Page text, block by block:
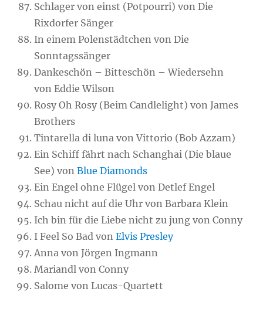
Schlager von einst (Potpourri) von Die
Rixdorfer Sänger
In einem Polenstädtchen von Die
Sonntagssänger
Dankeschön – Bitteschön – Wiedersehn
von Eddie Wilson
Rosy Oh Rosy (Beim Candlelight) von James
Brothers
Tintarella di luna von Vittorio (Bob Azzam)
Ein Schiff fährt nach Schanghai (Die blaue
See) vonBlue Diamonds
Ein Engel ohne Flügel von Detlef Engel
Schau nicht auf die Uhr von Barbara Klein
Ich bin für die Liebe nicht zu jung von Conny
I Feel So Bad vonElvis Presley
Anna von Jörgen Ingmann
Mariandl von Conny
Salome von Lucas-Quartett